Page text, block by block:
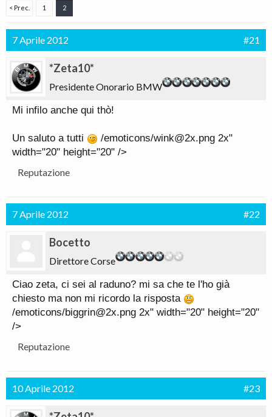
< Prec. 1 2
7 Aprile 2012 #21
*Zeta10*
Presidente Onorario BMW
Mi infilo anche qui thò!
Un saluto a tutti
/emoticons/wink@2x.png 2x"
width="20" height="20" />
Reputazione
7 Aprile 2012 #22
Bocetto
Direttore Corse
Ciao zeta, ci sei al raduno? mi sa che te l'ho già
chiesto ma non mi ricordo la risposta
/emoticons/biggrin@2x.png 2x" width="20" height="20"
/>
Reputazione
10 Aprile 2012 #23